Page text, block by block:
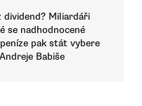
Miliardáři
se nadhodnocené
pak stát vybere
Babiše